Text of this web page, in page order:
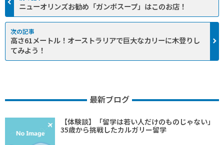
ニューオリンズお勧め「ガンボスープ」はこのお店！
高さ61メートル！オーストラリアで巨大なカリーに木登りし
てみよう！
最新ブログ
【体験談】「留学は若い人だけのものじゃない」
35歳から挑戦したカルガリー留学